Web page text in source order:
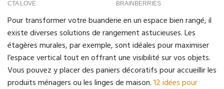
Pour transformer votre buanderie en un espace bien rangé, il
existe diverses solutions de rangement astucieuses. Les
étagères murales, par exemple, sont idéales pour maximiser
l’espace vertical tout en offrant une visibilité sur vos objets.
Vous pouvez y placer des paniers décoratifs pour accueillir les
produits ménagers ou les linges de maison. 12 idées pour